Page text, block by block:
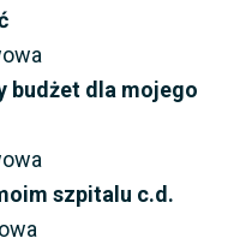
budżet dla mojego
szpitalu c.d.